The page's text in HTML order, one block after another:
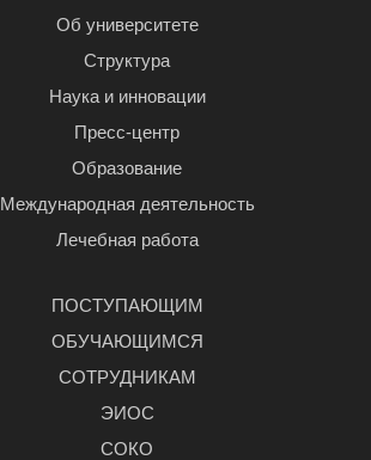
Об университете
Структура
Наука и инновации
Пресс-центр
Образование
Международная деятельность
Лечебная работа
ПОСТУПАЮЩИМ
ОБУЧАЮЩИМСЯ
СОТРУДНИКАМ
ЭИОС
СОКО